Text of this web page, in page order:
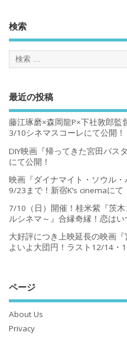
検索
最近の投稿
藤江琢磨×森岡龍P×下社敦郎監
3/10シネマスコーレにて公開！
DIY映画『帰ってきた宮田バス
にて公開！
映画『ダイナマイト・ソウル・
9/23まで！新宿K’s cinemaにて
7/10（日）開催！桂米紫『茨
ルシネマ～』合縁奇縁！恋は
大好評につき上映延長の映画
よいよ大団円！ラスト12/14・
ページ
About Us
Privacy